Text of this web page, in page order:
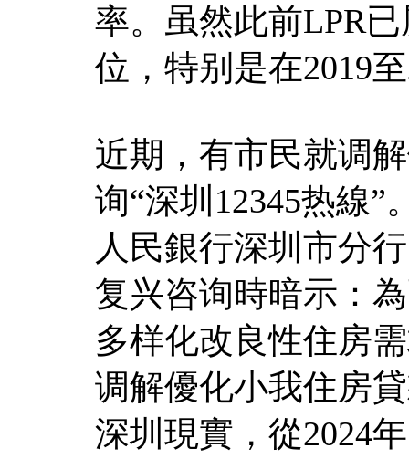
率。虽然此前LPR
位，特别是在2019
近期，有市民就调
询“深圳12345热線
人民銀行深圳市分
复兴咨询時暗示：
多样化改良性住房
调解優化小我住房
深圳現實，從2024